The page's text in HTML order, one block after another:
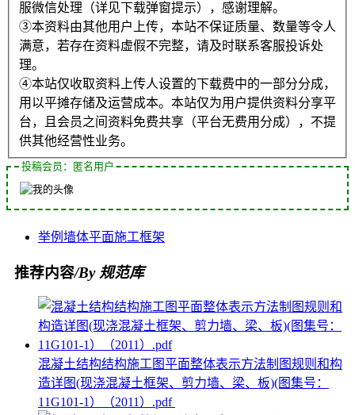
服微信处理（详见下载弹窗提示），感谢理解。
③本资料由其他用户上传，本站不保证质量、数量等令人
满意，若存在资料虚假不完整，请及时联系客服投诉处
理。
④本站仅收取资料上传人设置的下载费中的一部分分成，
用以平摊存储及运营成本。本站仅为用户提供资料分享平
台，且会员之间资料免费共享（平台无费用分成），不提
供其他经营性业务。
投稿会员：匿名用户
举例 墙体平面施工框架
推荐内容/By 规范库
混凝土结构结构施工图平面整体表示方法制图规则和构
造详图(现浇混凝土框架、剪力墙、梁、板)(图集号：
11G101-1）（2011）.pdf